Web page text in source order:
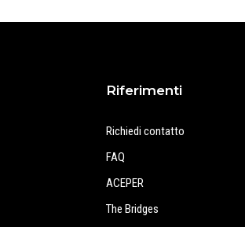
Riferimenti
Richiedi contatto
FAQ
ACEPER
The Bridges